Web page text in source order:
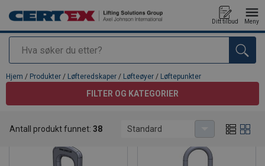
Søk
Ditt tilbud Meny
Produkt lagt i din handlekurv
Hjem / Produkter / Løfteredskaper / Løfteøyer / Løftepunkter
FILTER OG KATEGORIER
Antall produkt funnet: 38 Standard